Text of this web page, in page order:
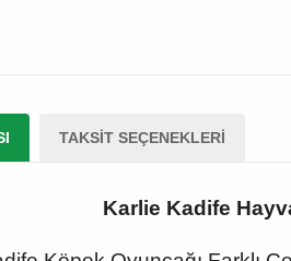
TAKSIT SEÇENEKLERI
Karlie Kadife